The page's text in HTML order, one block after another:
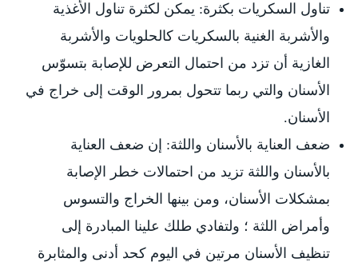
تناول السكريات بكثرة: يمكن لكثرة تناول الأغذية
والأشربة الغنية بالسكريات كالحلويات والأشربة
الغازية أن تزد من احتمال التعرض للإصابة بتسوّس
الأسنان والتي ربما تتحول بمرور الوقت إلى خراج في
الأسنان.
ضعف العناية بالأسنان واللثة: إن ضعف العناية
بالأسنان واللثة تزيد من احتمالات خطر الإصابة
بمشكلات الأسنان، ومن بينها الخراج والتسوس
وأمراض اللثة ؛ ولتفادي طلك علينا المبادرة إلى
تنظيف الأسنان مرتين في اليوم كحد أدنى والمثابرة